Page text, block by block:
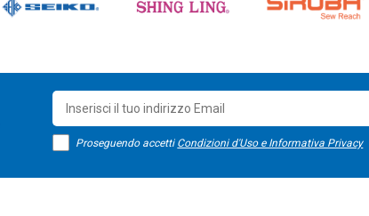
Proseguendo accetti Condizioni d'Uso e Informativa Privacy